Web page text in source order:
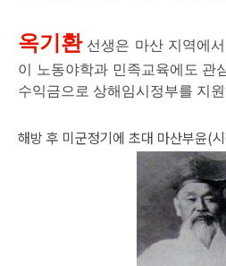
옥기환선생은 마산 지역에
이 노동야학과 민족교육에도 관
수익금으로 상해임시정부를 지
해방 후 미군정기에 초대 마산부윤(